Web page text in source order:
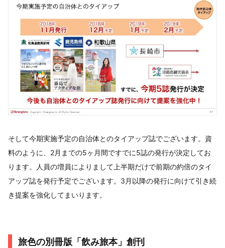
そして今期実施予定の自治体とのタイアップ誌でございます。資
料のように、2月までの5ヶ月間ですでに5誌の発行が決定してお
ります。人員の増員によりまして上半期だけで前期の約倍のタイ
アップ誌を発行予定でございます。3月以降の発行に向けて引き続
き提案を強化してまいります。
旅色の別冊版「飲み旅本」創刊